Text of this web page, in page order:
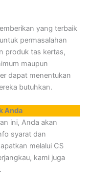
yang terbaik
permasalahan
produk tas kertas,
maupun
dapat menentukan
butuhkan.
Anda
ini, Anda akan
syarat dan
melalui CS
kami juga